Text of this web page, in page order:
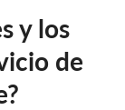
y los
de